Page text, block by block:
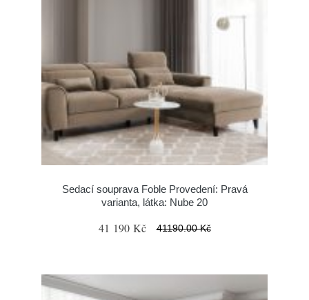
Sedací souprava Foble Provedení: Pravá
varianta, látka: Nube 20
41 190 Kč 41190.00 Kč